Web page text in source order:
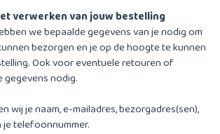
verwerken van jouw bestelling
we bepaalde gegevens van je nodig om
bezorgen en je op de hoogte te kunnen
Ook voor eventuele retouren of
gegevens nodig.
wij je naam, e-mailadres, bezorgadres(sen),
telefoonnummer.